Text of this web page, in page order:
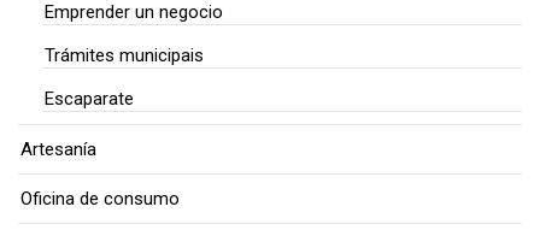
Emprender un negocio
Trámites municipais
Escaparate
Artesanía
Oficina de consumo